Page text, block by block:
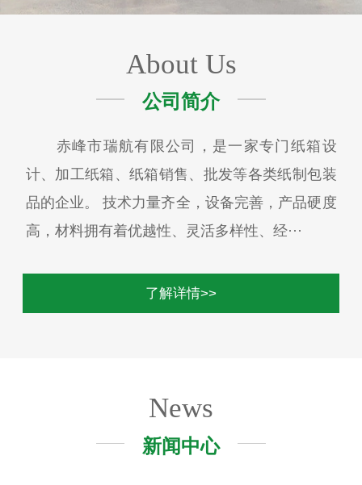
About Us
公司简介
赤峰市瑞航有限公司，是一家专门纸箱设
计、加工纸箱、纸箱销售、批发等各类纸制包装
品的企业。 技术力量齐全，设备完善，产品硬度
高，材料拥有着优越性、灵活多样性、经···
了解详情>>
News
新闻中心